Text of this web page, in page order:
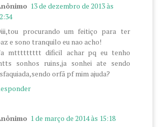
13 de dezembro de 2013 às
procurando um feitiço para ter
e sono tranquilo eu nao acho!
mttttttttt dificil achar pq eu tenho
sonhos ruins,ja sonhei ate sendo
orfã pf mim ajuda?
1 de março de 2014 às 15:18